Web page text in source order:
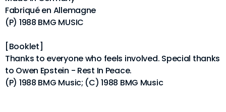
Fabriqué en Allemagne
(P) 1988 BMG MUSIC
[Booklet]
Thanks to everyone who feels involved. Special thanks
to Owen Epstein - Rest In Peace.
(P) 1988 BMG Music; (C) 1988 BMG Music